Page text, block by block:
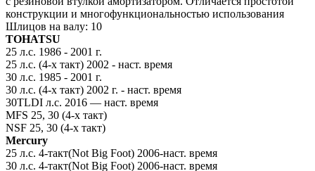
конструкции и многофункциональностью использования
Шлицов на валу: 10
TOHATSU
25 л.с. 1986 - 2001 г.
25 л.с. (4-х такт) 2002 - наст. время
30 л.с. 1985 - 2001 г.
30 л.с. (4-х такт) 2002 г. - наст. время
30TLDI л.с. 2016 — наст. время
MFS 25, 30 (4-х такт)
NSF 25, 30 (4-х такт)
Mercury
25 л.с. 4-такт(Not Big Foot) 2006-наст. время
30 л.с. 4-такт(Not Big Foot) 2006-наст. время